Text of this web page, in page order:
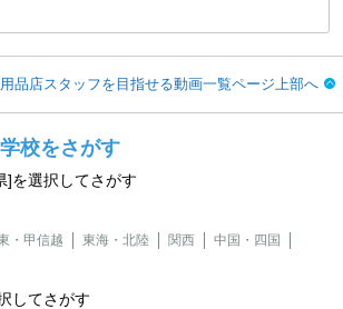
品店スタッフを目指せる動画一覧ページ上部へ
校をさがす
]を選択してさがす
・甲信越 東海・北陸 関西
中国・四国
してさがす